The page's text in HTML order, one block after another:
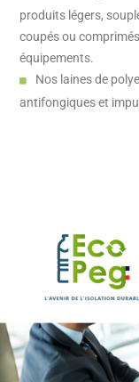
produits légers,
coupés ou
équipements.
Nos laines de
antifongiques et